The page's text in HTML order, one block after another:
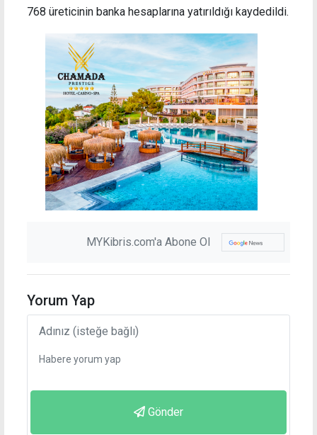
768 üreticinin banka hesaplarına yatırıldığı kaydedildi.
MYKibris.com'a Abone Ol
Yorum Yap
Gönder